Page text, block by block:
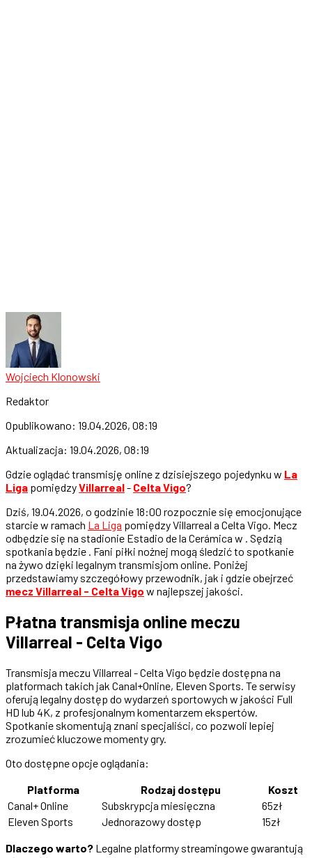
Wojciech Klonowski
Redaktor
Opublikowano: 19.04.2026, 08:19
Aktualizacja: 19.04.2026, 08:19
Gdzie oglądać transmisję online z dzisiejszego pojedynku w La
Liga pomiędzyVillarreal- Celta Vigo?
Dziś, 19.04.2026, o godzinie 18:00 rozpocznie się emocjonujące
starcie w ramach La Liga pomiędzy Villarreal a Celta Vigo. Mecz
odbędzie się na stadionie Estadio de la Cerámica w . Sędzią
spotkania będzie . Fani piłki nożnej mogą śledzić to spotkanie
na żywo dzięki legalnym transmisjom online. Poniżej
przedstawiamy szczegółowy przewodnik, jak i gdzie obejrzeć
mecz Villarreal - Celta Vigo w najlepszej jakości.
Płatna transmisja online meczu
Villarreal - Celta Vigo
Transmisja meczu Villarreal - Celta Vigo będzie dostępna na
platformach takich jak Canal+Online, Eleven Sports. Te serwisy
oferują legalny dostęp do wydarzeń sportowych w jakości Full
HD lub 4K, z profesjonalnym komentarzem ekspertów.
Spotkanie skomentują znani specjaliści, co pozwoli lepiej
zrozumieć kluczowe momenty gry.
Oto dostępne opcje oglądania:
Platforma
Rodzaj dostępu
Koszt
Canal+ Online
Subskrypcja miesięczna
65zł
Eleven Sports
Jednorazowy dostęp
15zł
Dlaczego warto? Legalne platformy streamingowe gwarantują